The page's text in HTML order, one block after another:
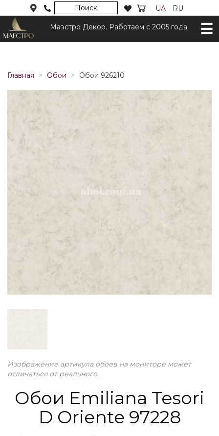
Поиск UA RU
Маэстро Декор. Работаем с 2005 года
Главная Обои Обои 926210
Изображение артикула обоев на мониторе может
отличаться от реального.
Обои Emiliana Tesori
D Oriente 97228